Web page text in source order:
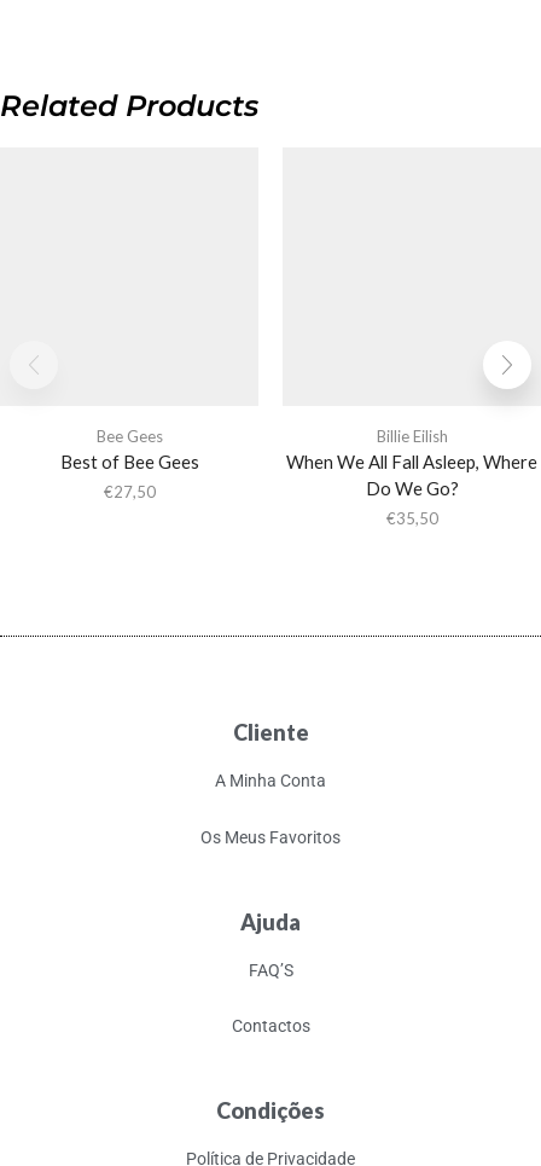
Related Products
Bee Gees
Best of Bee Gees
€27,50
Billie Eilish
When We All Fall Asleep, Where
Do We Go?
€35,50
Cliente
A Minha Conta
Os Meus Favoritos
Ajuda
FAQ’S
Contactos
Condições
Política de Privacidade